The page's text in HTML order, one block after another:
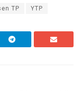
TP YTP